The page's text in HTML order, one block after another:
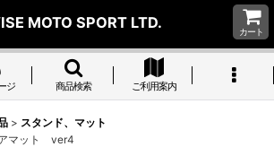
MOTO SPORT LTD.
カート
ジ 商品検索 ご利用案内
> スタンド、マット
マット ver4